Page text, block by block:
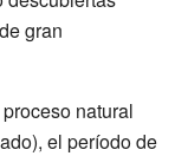
gran
natural
el período de